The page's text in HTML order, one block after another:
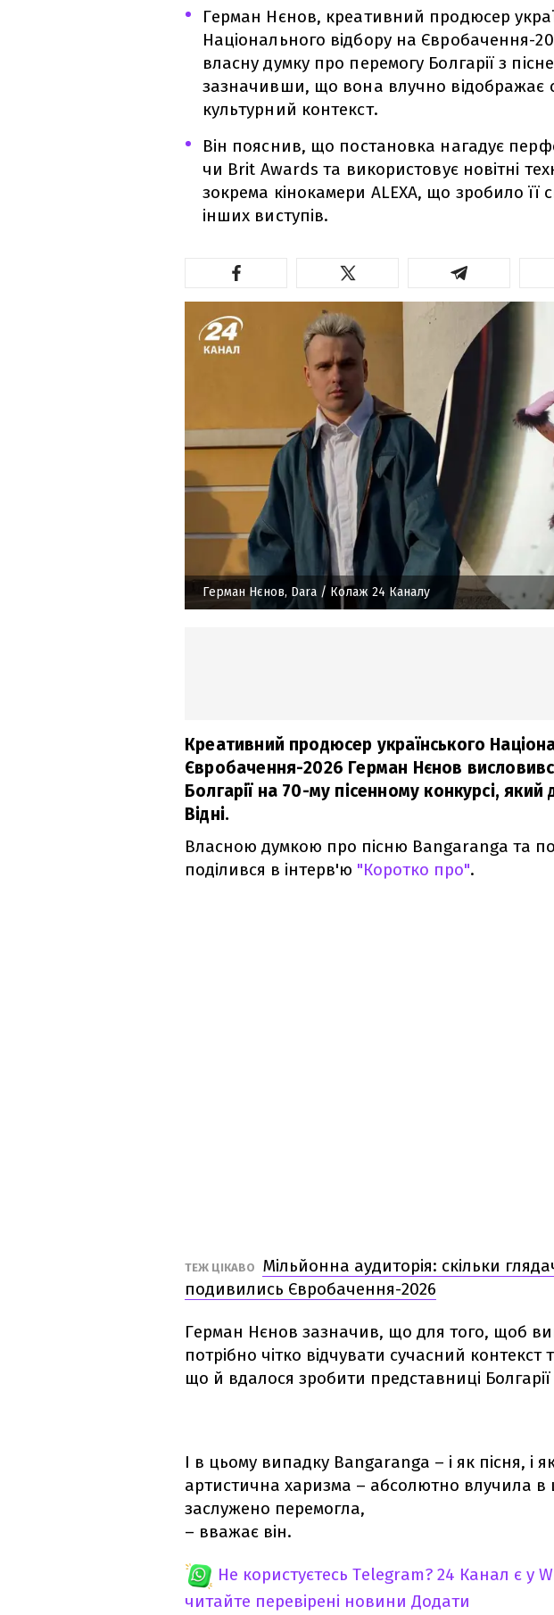
Герман Нєнов, креативний продюсер
Національного відбору на Євробачення-
власну думку про перемогу Болгарії з
зазначивши, що вона влучно відображає
культурний контекст.
Він пояснив, що постановка нагадує
чи Brit Awards та використовує новітні
зокрема кінокамери ALEXA, що зробило її
інших виступів.
Герман Нєнов, Dara / Колаж 24 Каналу
Креативний продюсер українського
Євробачення-2026 Герман Нєнов
Болгарії на 70-му пісенному конкурсі,
Відні.
Власною думкою про пісню Bangaranga та
поділився в інтерв'ю "Коротко про".
ТЕЖ ЦІКАВО
Мільйонна аудиторія: скільки
подивились Євробачення-2026
Герман Нєнов зазначив, що для того, щоб
потрібно чітко відчувати сучасний
що й вдалося зробити представниці
І в цьому випадку Bangaranga – і як пісня, і
артистична харизма – абсолютно влучила в
заслужено перемогла,
– вважає він.
Не користуєтесь Telegram? 24 Канал є у
читайте перевірені новини Додати